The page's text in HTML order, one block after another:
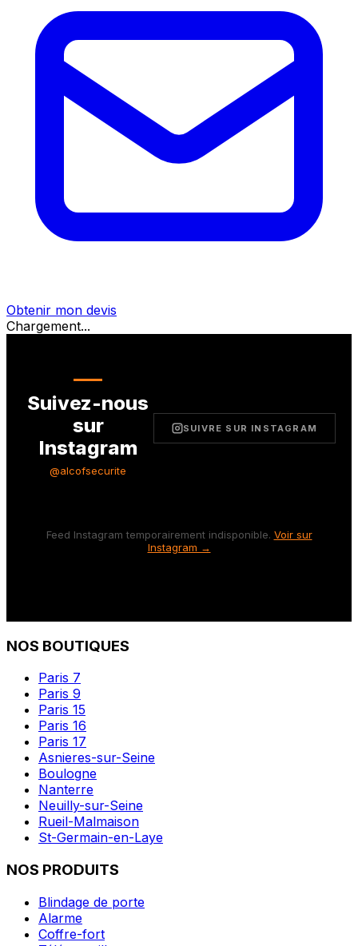
Obtenir mon devis
Chargement...
Suivez-nous
sur
Instagram
@alcofsecurite
SUIVRE SUR INSTAGRAM
Feed Instagram temporairement indisponible. Voir sur
Instagram →
NOS BOUTIQUES
Paris 7
Paris 9
Paris 15
Paris 16
Paris 17
Asnieres-sur-Seine
Boulogne
Nanterre
Neuilly-sur-Seine
Rueil-Malmaison
St-Germain-en-Laye
NOS PRODUITS
Blindage de porte
Alarme
Coffre-fort